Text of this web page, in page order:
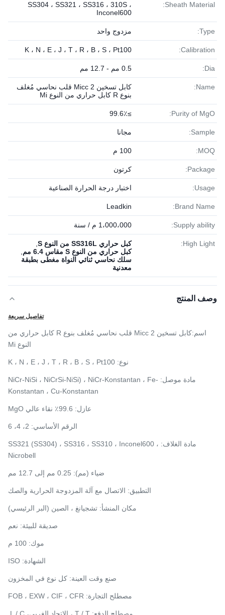
Sheath Material:
SS304 ، SS321 ، SS316 ، 310S ،
Inconel600
Type: مزدوج واحد
Calibration: K ، N ، E ، J ، T ​​، R ، B ، S ، Pt100
Dia: 0.5 مم - 12.7 مم
Name:
كابل تسخين Micc 2 قلب نحاسي مُغلف
بنوع R كابل حراري من النوع Mi
Purity of MgO: ≥99.6٪
Sample: مجانا
MOQ: 100 م
Package: كرتون
Usage: اختبار درجة الحرارة الصناعية
Brand Name:
Leadkin
Supply ability: 1،000،000 م / سنة
High Light: كبل حراري SS316L من النوع S
كبل حراري من النوع S مقاس 6.4 مم
سلك نحاسي ثنائي النواة مغطى بطبقة
معدنية
وصف المنتج
تفاصيل سريعة
اسم:
كابل تسخين Micc 2 قلب نحاسي مُغلف بنوع R كابل حراري من
النوع Mi
نوع: K ، N ، E ، J ، T ​​، R ، B ، S ، Pt100
مادة موصل: NiCr-NiSi ، NiCrSi-NiSi) ، NiCr-Konstantan ، Fe-
Konstantan ، Cu-Konstantan
عازل: 99.6٪ نقاء عالي MgO
الرقم الأساسي: 2، 4، 6
مادة الغلاف: SS321 (SS304) ، SS316 ، SS310 ، Inconel600 ،
Nicrobell
ضياء (مم): 0.25 مم إلى 12.7 مم
التطبيق: الاتصال مع آلة المزدوجة الحرارية والصك
مكان المنشأ: تشجيانغ ، الصين (البر الرئيسي)
صديقة للبيئة: نعم
موك: 100 م
الشهادة: ISO
صنع وقت العينة: كل نوع في المخزون
مصطلح التجارة: FOB ، EXW ، CIF ، CFR